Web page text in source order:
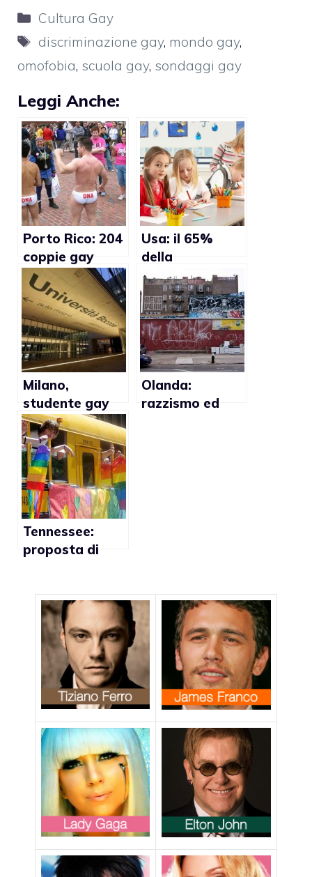
Categorie
Cultura Gay
Tag
discriminazione gay, mondo gay,
omofobia, scuola gay, sondaggi gay
Leggi Anche:
Porto Rico: 204
coppie gay
lasciano l’isola
perchè non si
sentono sicure
Usa: il 65%
della
popolazione
non vuole che si
parli di
omosessualità
nelle scuole
Milano,
studente gay
aggredito alla
Bocconi:
”Omosessuale,
frocio e
ricchione”‎
Olanda:
razzismo ed
Tennessee:
proposta di
parli di
omosessualità
nelle scuole